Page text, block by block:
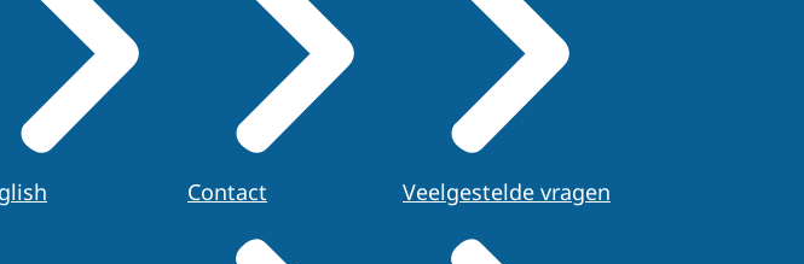
uw aanvraag om (her)registratie, gedurende de
gerechtelijk deskundige staat ingeschreven.
moet u een voorlopige voorziening
Contact Veelgestelde vragen